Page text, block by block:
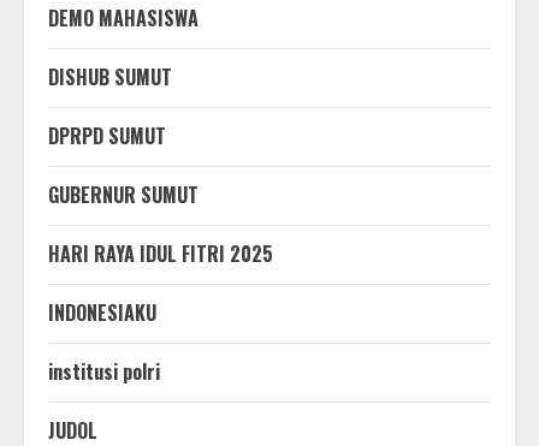
DEMO MAHASISWA
DISHUB SUMUT
DPRPD SUMUT
GUBERNUR SUMUT
HARI RAYA IDUL FITRI 2025
INDONESIAKU
institusi polri
JUDOL